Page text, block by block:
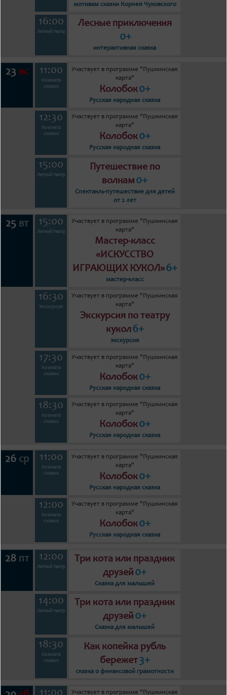
мотивам сказки Корнея Чуковского
16:00
Летний театр
Лесные приключения
0+
интерактивная сказка
23 вс 11:00
Комната
сказок
Участвует в программе "Пушкинская
карта"
Колобок0+
Русская народная сказка
12:30
Комната
сказок
Участвует в программе "Пушкинская
карта"
Колобок0+
Русская народная сказка
15:00
Летний театр
Путешествие по
волнам0+
Спектакль-путешествие для детей
от 2 лет
25 вт 15:00
Летний театр
Участвует в программе "Пушкинская
карта"
Мастер-класс
«ИСКУССТВО
ИГРАЮЩИХ КУКОЛ»6+
мастер-класс
16:30
Экскурсия
Участвует в программе "Пушкинская
карта"
Экскурсия по театру
кукол6+
экскурсия
17:30
Комната
сказок
Участвует в программе "Пушкинская
карта"
Колобок0+
Русская народная сказка
18:30
Комната
сказок
Участвует в программе "Пушкинская
карта"
Колобок0+
Русская народная сказка
26ср 11:00
Комната
сказок
Участвует в программе "Пушкинская
карта"
Колобок0+
Русская народная сказка
12:00
Комната
сказок
Участвует в программе "Пушкинская
карта"
Колобок0+
Русская народная сказка
28 пт 12:00
Летний театр
Три кота или праздник
друзей0+
Сказка для малышей
14:00
Летний театр
Три кота или праздник
друзей0+
Сказка для малышей
18:30
Комната
сказок
Как копейка рубль
бережет3+
сказка о финансовой грамотности
Участвует в программе "Пушкинская